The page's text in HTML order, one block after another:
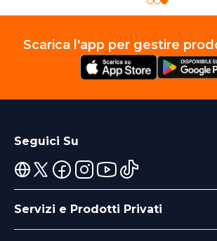
Scarica l'app per gestire
Seguici Su
Servizi e Prodotti Privati